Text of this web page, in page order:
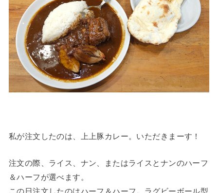
私が注文したのは、上上豚カレー。いただきまーす！
注文の際、ライス、ナン、またはライスとナンのハーフ
＆ハーフが選べます。
この日注文したのはハーフ＆ハーフ。ラグビーボール型